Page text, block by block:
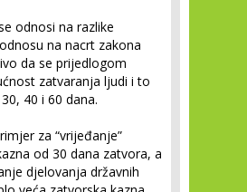
odnosi na razlike
na nacrt zakona
da se prijedlogom
zatvaranja ljudi i to
40 i 60 dana.
za “vrijeđanje”
od 30 dana zatvora, a
djelovanja državnih